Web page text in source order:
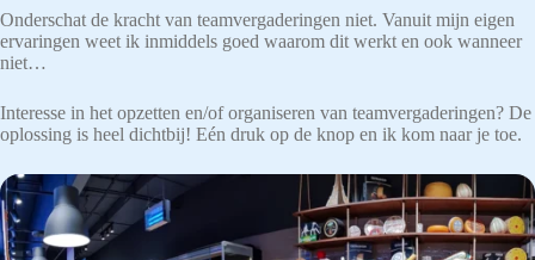
Onderschat de kracht van teamvergaderingen niet. Vanuit mijn eigen
ervaringen weet ik inmiddels goed waarom dit werkt en ook wanneer
niet…
Interesse in het opzetten en/of organiseren van teamvergaderingen? De
oplossing is heel dichtbij! Eén druk op de knop en ik kom naar je toe.